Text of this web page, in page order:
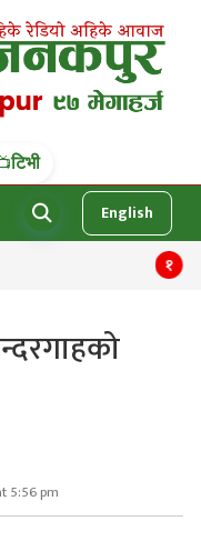
टिभी
English
5:56 pm